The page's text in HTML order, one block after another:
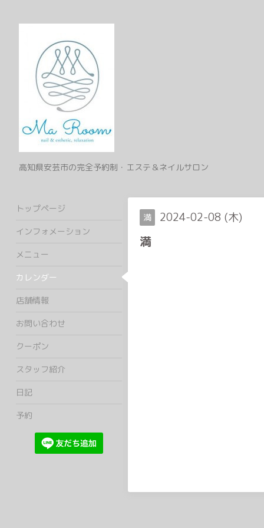
高知県安芸市の完全予約制・エステ＆ネイルサロン
満 2024-02-08 (木)
満
トップページ
インフォメーション
メニュー
カレンダー
店舗情報
お問い合わせ
クーポン
スタッフ紹介
日記
予約